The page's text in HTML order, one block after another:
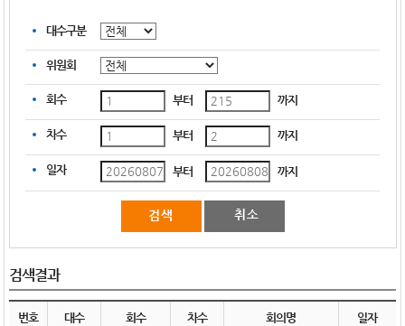
대수구분
위원회
회수 부터 까지
차수 부터 까지
일자 부터 까지
검색결과
번호 대수 회수 차수 회의명 일자